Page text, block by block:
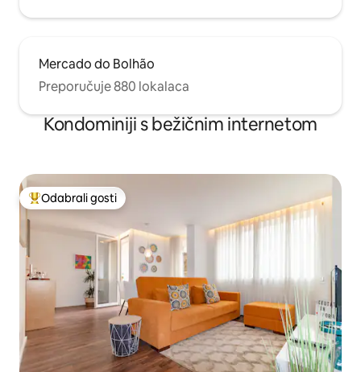
Mercado do Bolhão
Preporučuje 880 lokalaca
Kondominiji s bežičnim internetom
Među najviše rangiranima s oznakom „Odabrali gosti”
Odabrali gosti